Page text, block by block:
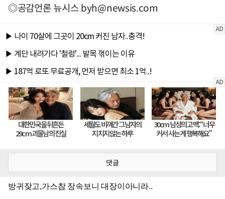
◎공감언론 뉴시스byh@newsis.com
댓글